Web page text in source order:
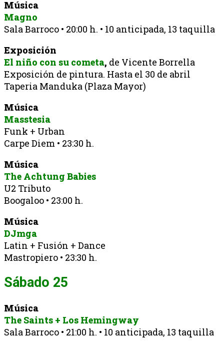
Música
Magno
Sala Barroco • 20:00 h. • 10 anticipada, 13 taquilla
Exposición
El niño con su cometa, de Vicente Borrella
Exposición de pintura. Hasta el 30 de abril
Taperia Manduka (Plaza Mayor)
Música
Masstesia
Funk + Urban
Carpe Diem • 23:30 h.
Música
The Achtung Babies
U2 Tributo
Boogaloo • 23:00 h.
Música
DJmga
Latin + Fusión + Dance
Mastropiero • 23:30 h.
Sábado 25
Música
The Saints + Los Hemingway
Sala Barroco • 21:00 h. • 10 anticipada, 13 taquilla